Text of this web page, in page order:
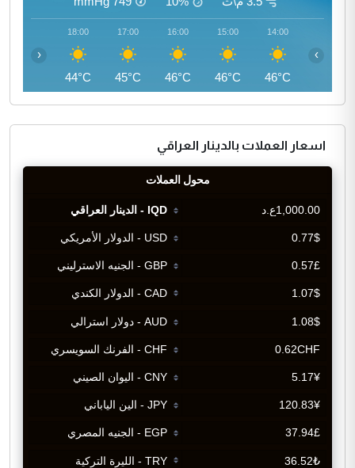
14:00
46°C
15:00
46°C
16:00
46°C
17:00
45°C
18:00
44°C
‹ ›
اسعار العملات بالدينار العراقي